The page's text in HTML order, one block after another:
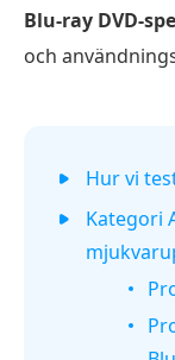
Blu-ray DVD-
och
Hur vi
Kategori